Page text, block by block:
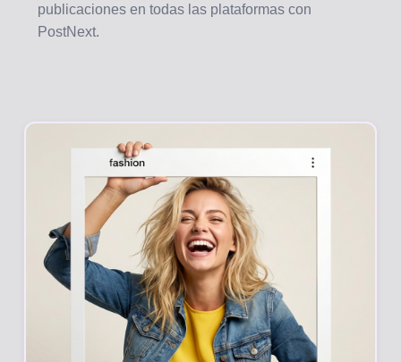
publicaciones en todas las plataformas con
PostNext.